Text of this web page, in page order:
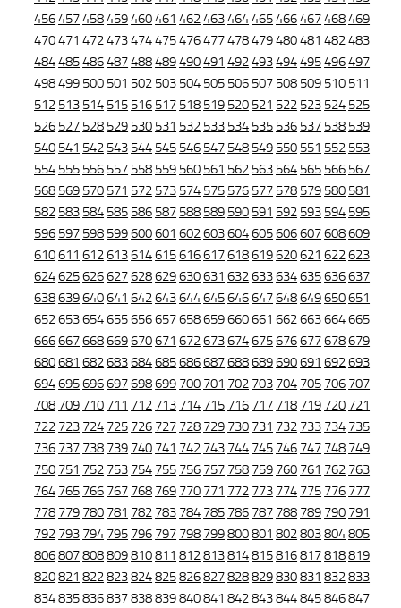
456457458459460461 462463464465466467468469
470471 472473474475476477478479480481 482483
484485486487488489490491 492493494495496497
498499 500 501 502 503 504 505 506 507 508 509 510 511
512 513 514 515 516 517 518 519 520 521 522 523 524 525
526 527 528 529 530 531 532 533 534 535 536 537 538 539
540 541 542 543 544 545 546 547 548 549 550 551 552 553
554 555 556 557 558 559 560 561 562 563 564 565 566 567
568 569 570 571 572 573 574 575 576 577 578 579 580 581
582 583 584 585 586 587 588 589 590 591 592 593 594 595
596 597 598 599600601 602603604605606607608609
610611 612613614615616617618619620621 622623
624625626627628629630631 632633634635636637
638639640641 642643644645646647648649650651
652653654655656657658659660661 662663664665
666667668669670671 672673674675676677678679
680681 682683684685686687688689690691 692693
694695696697698699 700 701 702 703 704 705 706 707
708 709 710 711 712 713 714 715 716 717 718 719 720 721
722 723 724 725 726 727 728 729 730 731 732 733 734 735
736 737 738 739 740 741 742 743 744 745 746 747 748 749
750 751 752 753 754 755 756 757 758 759 760 761 762 763
764 765 766 767 768 769 770 771 772 773 774 775 776 777
778 779 780 781 782 783 784 785 786 787 788 789 790 791
792 793 794 795 796 797 798 799800801 802803804805
806807808809810811 812813814815816817818819
820821 822823824825826827828829830831 832833
834835836837838839840841 842843844845846847